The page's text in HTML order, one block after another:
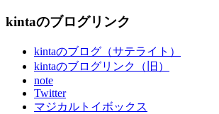
kintaのブログリンク
kintaのブログ（サテライト）
kintaのブログリンク（旧）
note
Twitter
マジカルトイボックス